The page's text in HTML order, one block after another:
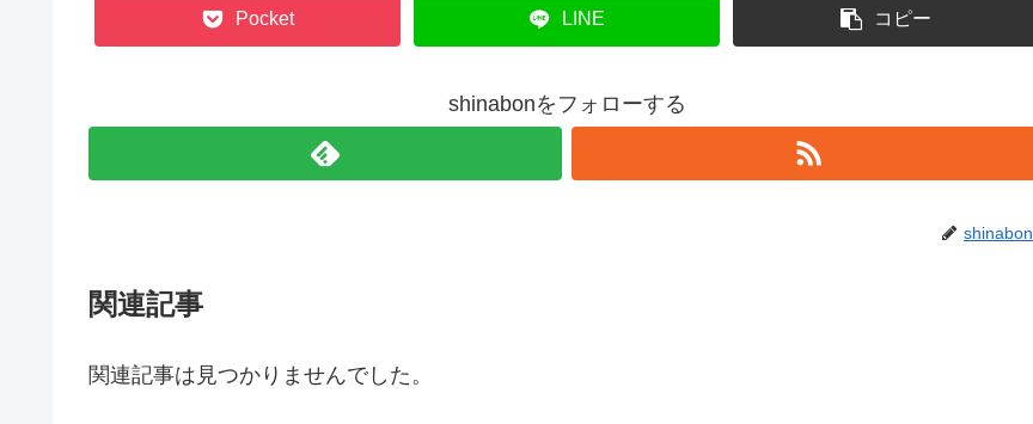
Pocket LINE コピー
shinabonをフォローする
shinabon
関連記事
関連記事は見つかりませんでした。